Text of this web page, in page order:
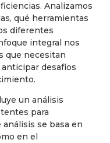
Analizamos
qué herramientas
diferentes
integral nos
que necesitan
desafíos
un análisis
para
se basa en
en el